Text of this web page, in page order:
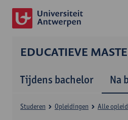
EDUCATIEVE
Tijdens bachelor Na
Studeren Opleidingen Alle